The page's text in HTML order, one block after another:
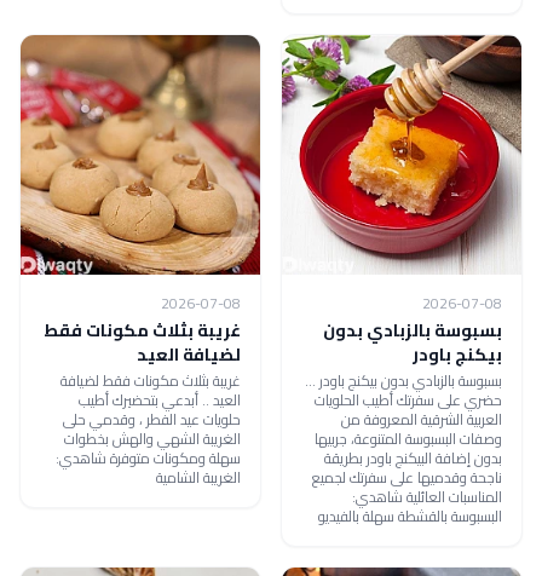
2026-07-08
بسبوسة بالزبادي بدون
بيكنج باودر
بسبوسة بالزبادي بدون بيكنج باودر ...
حضري على سفرتك أطيب الحلويات
العربية الشرقية المعروفة من
وصفات البسبوسة المتنوعة، جربيها
بدون إضافة البيكنج باودر بطريقة
ناجحة وقدميها على سفرتك لجميع
المناسبات العائلية شاهدي:
البسبوسة بالقشطة سهلة بالفيديو
2026-07-08
غريبة بثلاث مكونات فقط
لضيافة العيد
غريبة بثلاث مكونات فقط لضيافة
العيد .. أبدعي بتحضيرك أطيب
حلويات عيد الفطر ، وقدمي حلى
الغريبة الشهي والهش بخطوات
سهلة ومكونات متوفرة شاهدي:
الغريبة الشامية